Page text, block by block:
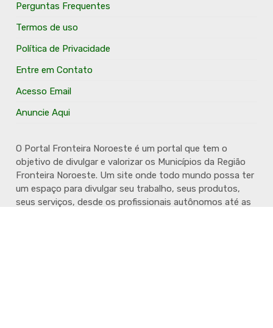
Perguntas Frequentes
Termos de uso
Política de Privacidade
Entre em Contato
Acesso Email
Anuncie Aqui
O Portal Fronteira Noroeste é um portal que tem o
objetivo de divulgar e valorizar os Municípios da Região
Fronteira Noroeste. Um site onde todo mundo possa ter
um espaço para divulgar seu trabalho, seus produtos,
seus serviços, desde os profissionais autônomos até as